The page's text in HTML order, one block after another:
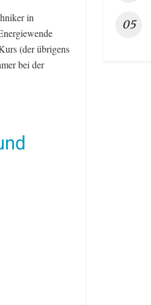
in
(der übrigens
bei der